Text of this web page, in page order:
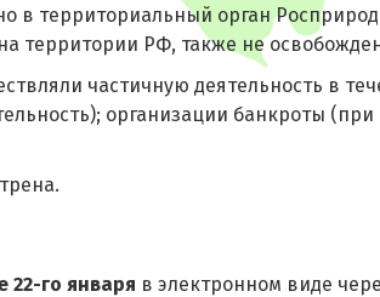
в территориальный орган
территории РФ, также не
частичную деятельность в
организации банкроты
22-го января в электронном виде